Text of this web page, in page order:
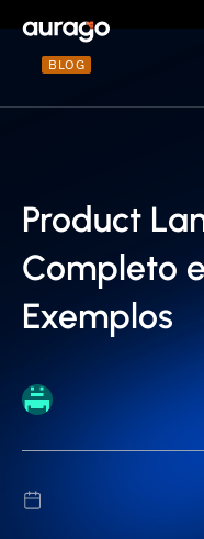
BLOG
Product
Completo
Exemplos